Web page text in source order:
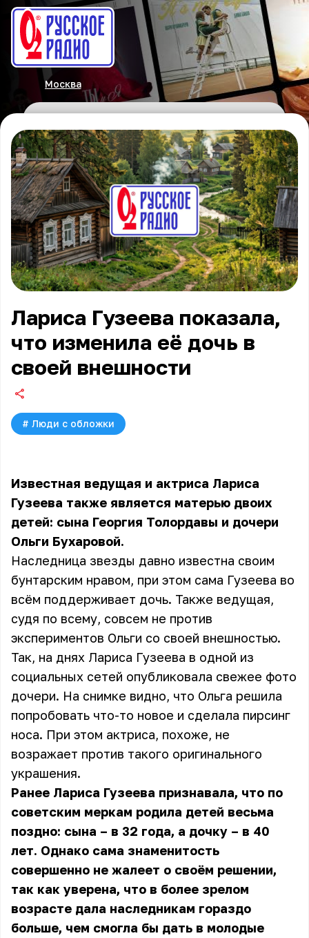
Москва
Лариса Гузеева показала,
что изменила её дочь в
своей внешности
# Люди с обложки
Известная ведущая и актриса Лариса
Гузеева также является матерью двоих
детей: сына Георгия Толордавы и дочери
Ольги Бухаровой.
Наследница звезды давно известна своим
бунтарским нравом, при этом сама Гузеева во
всём поддерживает дочь. Также ведущая,
судя по всему, совсем не против
экспериментов Ольги со своей внешностью.
Так, на днях Лариса Гузеева в одной из
социальных сетей опубликовала свежее фото
дочери. На снимке видно, что Ольга решила
попробовать что-то новое и сделала пирсинг
носа. При этом актриса, похоже, не
возражает против такого оригинального
украшения.
Ранее Лариса Гузеева признавала, что по
советским меркам родила детей весьма
поздно: сына – в 32 года, а дочку – в 40
лет. Однако сама знаменитость
совершенно не жалеет о своём решении,
так как уверена, что в более зрелом
возрасте дала наследникам гораздо
больше, чем смогла бы дать в молодые